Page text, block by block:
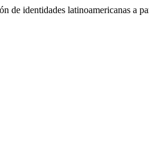
de identidades latinoamericanas a